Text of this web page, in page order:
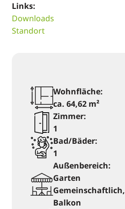
Links:
Downloads
Standort
Wohnfläche:
ca. 64,62 m²
Zimmer:
1
Bad/Bäder:
1
Außenbereich:
Garten
Gemeinschaftlich,
Balkon